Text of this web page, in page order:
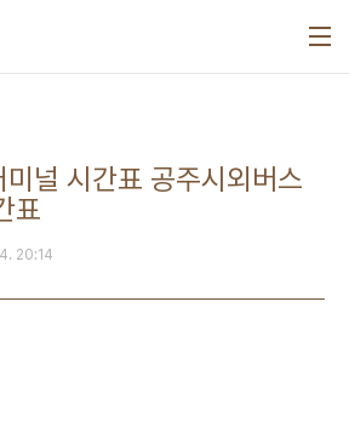
널 시간표 공주시외버스
표
20:14